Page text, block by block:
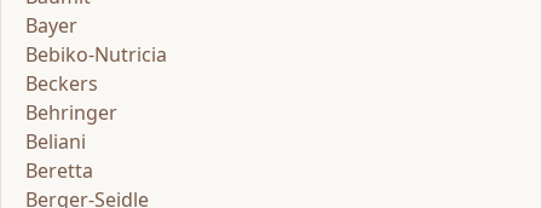
Bayer
Bebiko-Nutricia
Beckers
Behringer
Beliani
Beretta
Berger-Seidle